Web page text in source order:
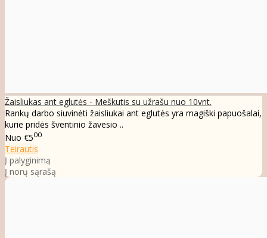
Žaisliukas ant eglutės - Meškutis su užrašu nuo 10vnt.
Rankų darbo siuvinėti žaisliukai ant eglutės yra magiški papuošalai,
kurie pridės šventinio žavesio ..
Nuo €500
Teirautis
Į palyginimą
Į norų sąrašą